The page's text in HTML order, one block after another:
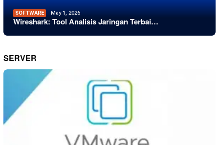
SOFTWARE May 1, 2026
Wireshark: Tool Analisis Jaringan Terbai…
SERVER